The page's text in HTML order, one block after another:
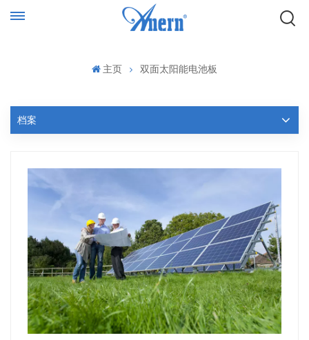
主页 双面太阳能电池板
档案